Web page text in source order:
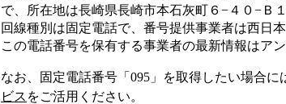
で、所在地は長崎県長崎市本石灰町６−４０−Ｂ
回線種別は固定電話で、番号提供事業者は西日
この電話番号を保有する事業者の最新情報はア
なお、固定電話番号「 095 」を取得したい場合に
ビス をご活用ください。